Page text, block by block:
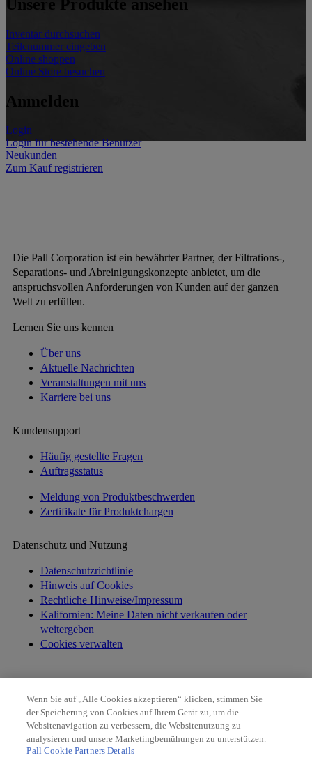
Unsere Produkte ansehen
Inventar durchsuchen
Teilenummer eingeben
Online shoppen
Online Store besuchen
Anmelden
Login
Login für bestehende Benutzer
Neukunden
Zum Kauf registrieren
Die Pall Corporation ist ein bewährter Partner, der Filtrations-,
Separations- und Abreinigungskonzepte anbietet, um die
anspruchsvollen Anforderungen von Kunden auf der ganzen
Welt zu erfüllen.
Lernen Sie uns kennen
Über uns
Aktuelle Nachrichten
Veranstaltungen mit uns
Karriere bei uns
Kundensupport
Häufig gestellte Fragen
Auftragsstatus
Meldung von Produktbeschwerden
Zertifikate für Produktchargen
Datenschutz und Nutzung
Datenschutzrichtlinie
Hinweis auf Cookies
Rechtliche Hinweise/Impressum
Kalifornien: Meine Daten nicht verkaufen oder
weitergeben
Cookies verwalten
Social-Media-Nachricht, Textnachricht oder einen Anruf erhalten
haben, melden Sie dies bittehier.
Wenn Sie auf „Alle Cookies akzeptieren“ klicken, stimmen Sie
der Speicherung von Cookies auf Ihrem Gerät zu, um die
Websitenavigation zu verbessern, die Websitenutzung zu
analysieren und unsere Marketingbemühungen zu unterstützen.
Pall Cookie Partners Details